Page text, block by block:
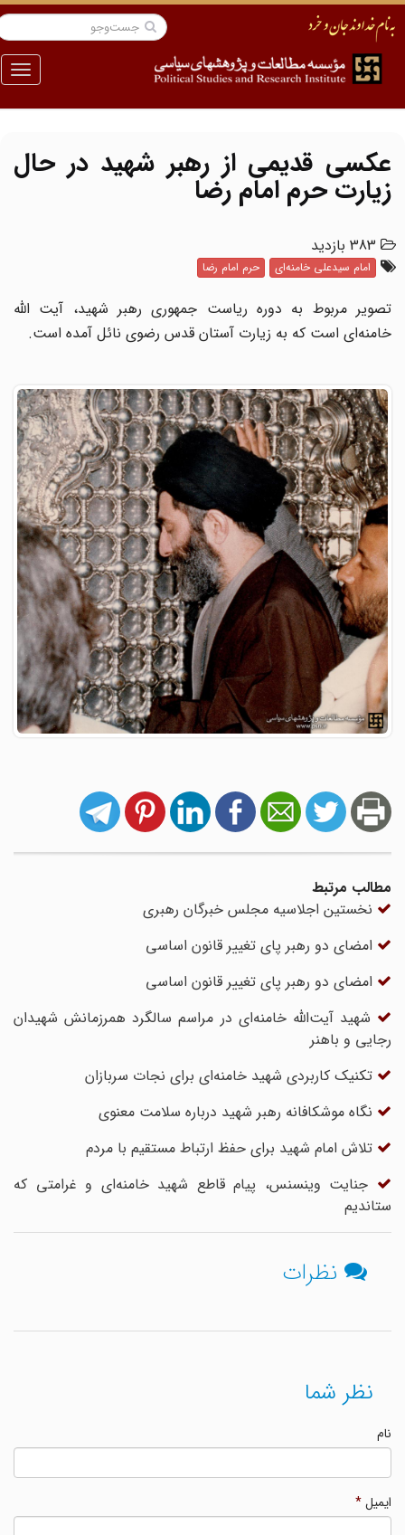
منو
عکسی قدیمی از رهبر شهید در حال
زیارت حرم امام رضا
383 بازدید
امام سیدعلی خامنه‌ای حرم امام رضا
تصویر مربوط به دوره ریاست جمهوری رهبر شهید، آیت الله
خامنه‌ای است که به زیارت آستان قدس رضوی نائل آمده است.
مطالب مرتبط
نخستین اجلاسیه مجلس خبرگان رهبری
امضای دو رهبر پای تغییر قانون اساسی
امضای دو رهبر پای تغییر قانون اساسی
شهید آیت‌الله خامنه‌ای در مراسم سالگرد همرزمانش شهیدان
رجایی و باهنر
تکنیک کاربردی شهید خامنه‌ای برای نجات سربازان
نگاه موشکافانه رهبر شهید درباره سلامت معنوی
تلاش امام شهید برای حفظ ارتباط مستقیم با مردم
جنایت وینسنس، پیام قاطع شهید خامنه‌ای و غرامتی که
ستاندیم
نظرات
نظر شما
ایمیل*